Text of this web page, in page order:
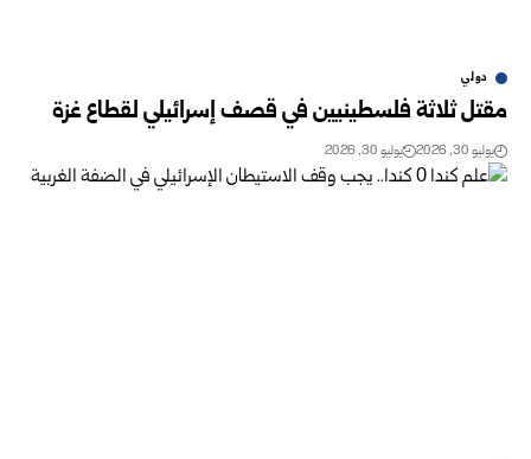
دولي
مقتل ثلاثة فلسطينيين في قصف إسرائيلي لقطاع غزة ‏
يوليو 30, 2026 يوليو 30, 2026